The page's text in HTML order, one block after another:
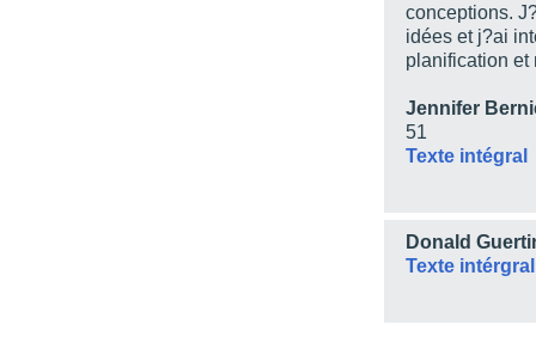
Chapitre 6: La
Notices biographiques
conceptions.
idées et j?ai
planification et
Jennifer
51
Texte intégral
Donald
Texte intérgral